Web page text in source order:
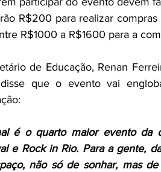
R$200 para realizar
R$1000 a R$1600 para a
de Educação, Renan
que o evento vai
é o quarto maior evento da
e Rock in Rio. Para a gente,
não só de sonhar, mas de